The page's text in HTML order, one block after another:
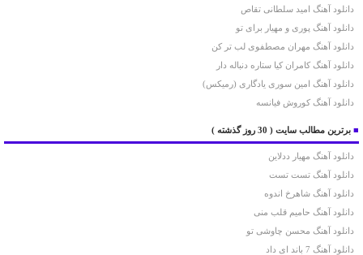
دانلود آهنگ امید سلطانی تقاص
دانلود آهنگ پوری و مهیار برای تو
دانلود آهنگ مهران مصطفوی لب تر کن
دانلود آهنگ کامران کیا ستاره دنباله دار
دانلود آهنگ امین سوری یادگاری (رمیکس)
دانلود آهنگ کوروش فیانسه
■ برترین مطالب سایت ( 30 روز گذشته )
دانلود آهنگ مهیار ددلاین
دانلود آهنگ تست تست
دانلود آهنگ شاهرخ اندوه
دانلود آهنگ حامیم قلب منی
دانلود آهنگ محسن چاوشی تو
دانلود آهنگ 7 باند ای داد